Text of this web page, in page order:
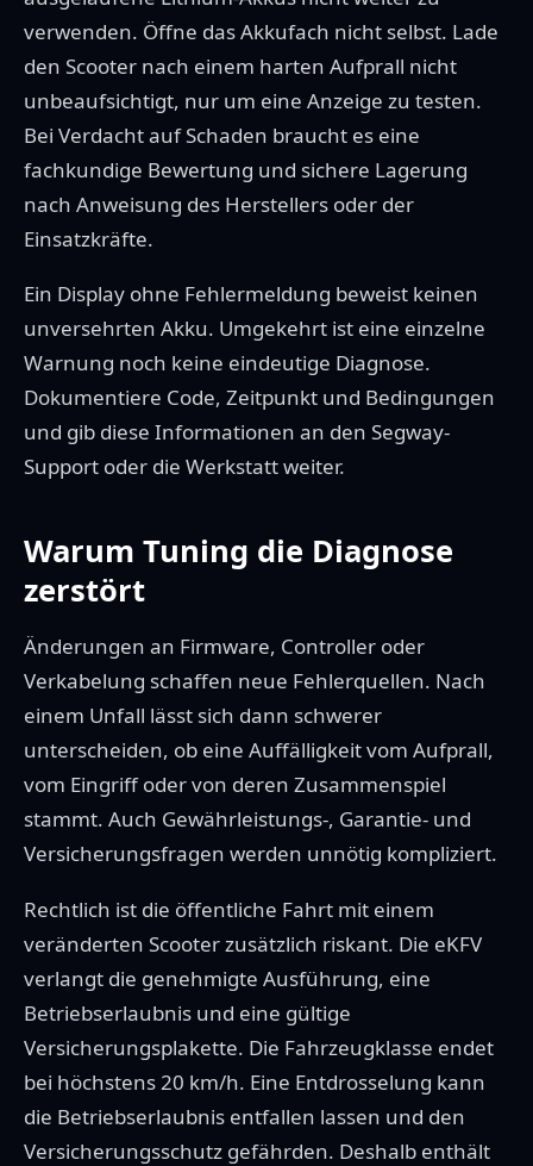
verwenden. Öffne das Akkufach nicht selbst. Lade
den Scooter nach einem harten Aufprall nicht
unbeaufsichtigt, nur um eine Anzeige zu testen.
Bei Verdacht auf Schaden braucht es eine
fachkundige Bewertung und sichere Lagerung
nach Anweisung des Herstellers oder der
Einsatzkräfte.
Ein Display ohne Fehlermeldung beweist keinen
unversehrten Akku. Umgekehrt ist eine einzelne
Warnung noch keine eindeutige Diagnose.
Dokumentiere Code, Zeitpunkt und Bedingungen
und gib diese Informationen an den Segway-
Support oder die Werkstatt weiter.
Warum Tuning die Diagnose
zerstört
Änderungen an Firmware, Controller oder
Verkabelung schaffen neue Fehlerquellen. Nach
einem Unfall lässt sich dann schwerer
unterscheiden, ob eine Auffälligkeit vom Aufprall,
vom Eingriff oder von deren Zusammenspiel
stammt. Auch Gewährleistungs-, Garantie- und
Versicherungsfragen werden unnötig kompliziert.
Rechtlich ist die öffentliche Fahrt mit einem
veränderten Scooter zusätzlich riskant. Die eKFV
verlangt die genehmigte Ausführung, eine
Betriebserlaubnis und eine gültige
Versicherungsplakette. Die Fahrzeugklasse endet
bei höchstens 20 km/h. Eine Entdrosselung kann
die Betriebserlaubnis entfallen lassen und den
Versicherungsschutz gefährden. Deshalb enthält